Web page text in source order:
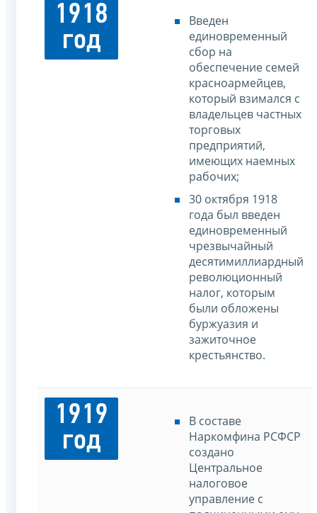
1918
год
Введен
единовременный
сбор на
обеспечение семей
красноармейцев,
который взимался с
владельцев частных
торговых
предприятий,
имеющих наемных
рабочих;
30 октября 1918
года был введен
единовременный
чрезвычайный
десятимиллиардный
революционный
налог, которым
были обложены
буржуазия и
зажиточное
крестьянство.
1919
год
В составе
Наркомфина РСФСР
создано
Центральное
налоговое
управление с